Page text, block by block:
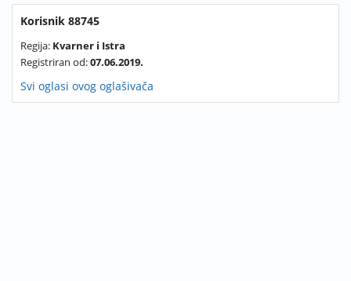
Korisnik 88745
Regija: Kvarner i Istra
Registriran od:07.06.2019.
Svi oglasi ovog oglašivača